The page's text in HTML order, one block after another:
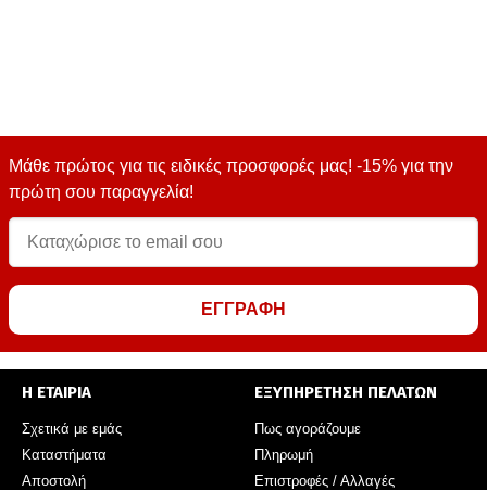
Μάθε πρώτος για τις ειδικές προσφορές μας! -15% για την
πρώτη σου παραγγελία!
ΕΓΓΡΑΦΗ
Η ΕΤΑΙΡΙΑ
Σχετικά με εμάς
Καταστήματα
Αποστολή
ΕΞΥΠΗΡΕΤΗΣΗ ΠΕΛΑΤΩΝ
Πως αγοράζουμε
Πληρωμή
Επιστροφές / Αλλαγές